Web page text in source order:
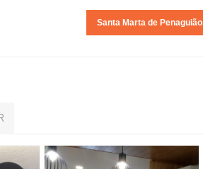
Santa Marta de Penaguião